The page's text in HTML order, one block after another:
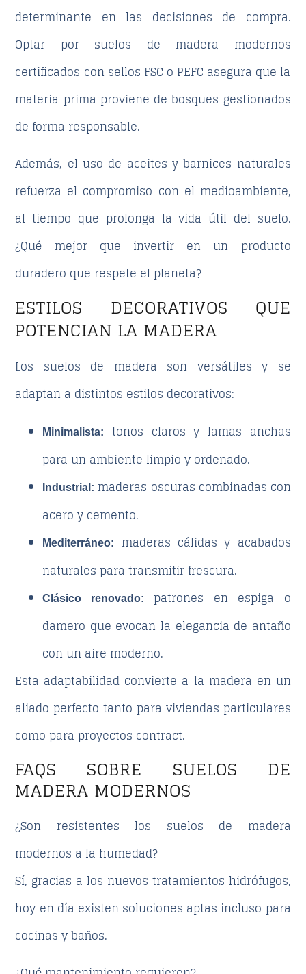
determinante en las decisiones de compra.
Optar por suelos de madera modernos
certificados con sellos FSC o PEFC asegura que la
materia prima proviene de bosques gestionados
de forma responsable.
Además, el uso de aceites y barnices naturales
refuerza el compromiso con el medioambiente,
al tiempo que prolonga la vida útil del suelo.
¿Qué mejor que invertir en un producto
duradero que respete el planeta?
ESTILOS DECORATIVOS QUE
POTENCIAN LA MADERA
Los suelos de madera son versátiles y se
adaptan a distintos estilos decorativos:
Minimalista:
tonos claros y lamas anchas
para un ambiente limpio y ordenado.
Industrial: maderas oscuras combinadas con
acero y cemento.
Mediterráneo:
maderas cálidas y acabados
naturales para transmitir frescura.
Clásico renovado:
patrones en espiga o
damero que evocan la elegancia de antaño
con un aire moderno.
Esta adaptabilidad convierte a la madera en un
aliado perfecto tanto para viviendas particulares
como para proyectos contract.
FAQS SOBRE SUELOS DE
MADERA MODERNOS
¿Son resistentes los suelos de madera
modernos a la humedad?
Sí, gracias a los nuevos tratamientos hidrófugos,
hoy en día existen soluciones aptas incluso para
cocinas y baños.